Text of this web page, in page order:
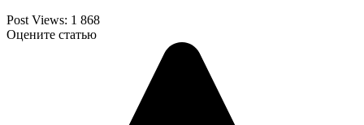
Post Views: 1 868
Оцените статью